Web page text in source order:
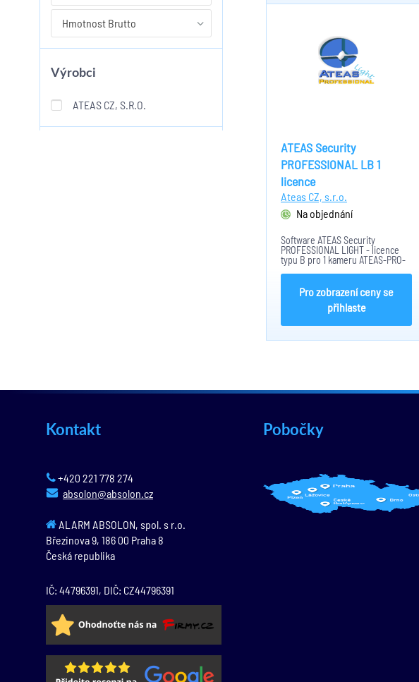
Hmotnost Brutto
Výrobci
ATEAS CZ, S.R.O.
ATEAS Security
PROFESSIONAL LB 1
licence
Ateas CZ, s.r.o.
Na objednání
Software ATEAS Security
PROFESSIONAL LIGHT - licence
typu B pro 1 kameru ATEAS-PRO-
LB1. Licence typu B umožňuje
48 a současný přístup 6 klientům.
Pro zobrazení ceny se
přihlaste
Kontakt
+420 221 778 274
absolon@absolon.cz
ALARM ABSOLON, spol. s r.o.
Březinova 9, 186 00 Praha 8
Česká republika
IČ: 44796391, DIČ: CZ44796391
Pobočky